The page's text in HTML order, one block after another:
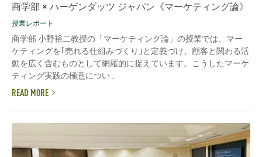
商学部 × ハーゲンダッツ ジャパン《マーケティング論》
授業レポート
商学部 小野裕二教授の「マーケティング論」の授業では、マー
ケティングを｢売れる仕組みづくり｣と定義づけ、顧客と関わる活
動を広く含むものとして網羅的に捉えています。こうしたマーケ
ティング実践の極意につい...
READ MORE